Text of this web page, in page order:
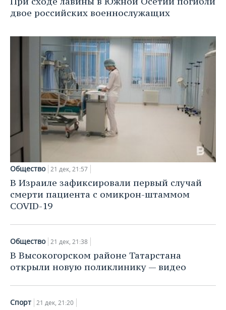
двое российских военнослужащих
Общество 21 дек, 21:57
В Израиле зафиксировали первый случай
смерти пациента с омикрон-штаммом
COVID-19
Общество 21 дек, 21:38
В Высокогорском районе Татарстана
открыли новую поликлинику — видео
Спорт 21 дек, 21:20